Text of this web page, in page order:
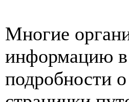
Многие
информацию в
подробности